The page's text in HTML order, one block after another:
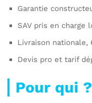
Garantie
SAV pris en charge
Livraison nationale,
Devis pro et tarif
Pour qui ?